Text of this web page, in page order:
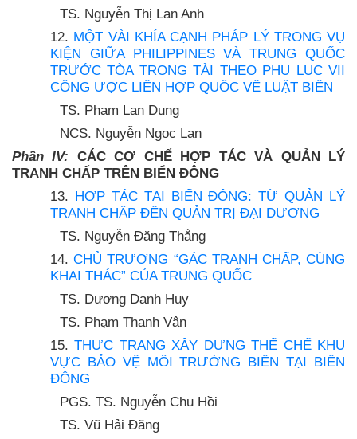
TS. Nguyễn Thị Lan Anh
12. MỘT VÀI KHÍA CẠNH PHÁP LÝ TRONG VỤ
KIỆN GIỮA PHILIPPINES VÀ TRUNG QUỐC
TRƯỚC TÒA TRỌNG TÀI THEO PHỤ LỤC VII
CÔNG ƯỢC LIÊN HỢP QUỐC VỀ LUẬT BIỂN
TS. Phạm Lan Dung
NCS. Nguyễn Ngọc Lan
Phần IV: CÁC CƠ CHẾ HỢP TÁC VÀ QUẢN LÝ
TRANH CHẤP TRÊN BIỂN ĐÔNG
13. HỢP TÁC TẠI BIỂN ĐÔNG: TỪ QUẢN LÝ
TRANH CHẤP ĐẾN QUẢN TRỊ ĐẠI DƯƠNG
TS. Nguyễn Đăng Thắng
14.CHỦ TRƯƠNG “GÁC TRANH CHẤP, CÙNG
KHAI THÁC” CỦA TRUNG QUỐC
TS. Dương Danh Huy
TS. Phạm Thanh Vân
15. THỰC TRẠNG XÂY DỰNG THỂ CHẾ KHU
VỰC BẢO VỆ MÔI TRƯỜNG BIỂN TẠI BIỂN
ĐÔNG
PGS. TS. Nguyễn Chu Hồi
TS. Vũ Hải Đăng